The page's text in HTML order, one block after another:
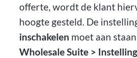
offerte, wordt de klant
hoogte gesteld. De
inschakelen moet aan
Wholesale Suite >